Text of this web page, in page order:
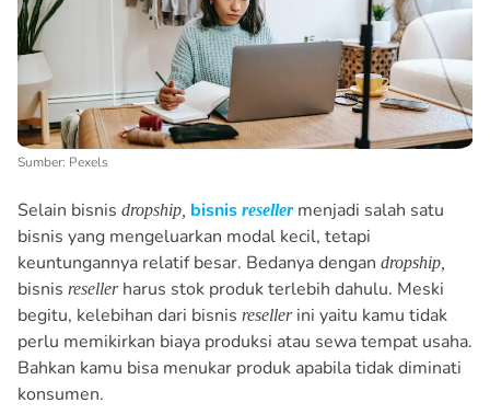
Sumber: Pexels
Selain bisnis dropship, bisnis reseller menjadi salah satu
bisnis yang mengeluarkan modal kecil, tetapi
keuntungannya relatif besar. Bedanya dengan dropship,
bisnis reseller harus stok produk terlebih dahulu. Meski
begitu, kelebihan dari bisnis reseller ini yaitu kamu tidak
perlu memikirkan biaya produksi atau sewa tempat usaha.
Bahkan kamu bisa menukar produk apabila tidak diminati
konsumen.